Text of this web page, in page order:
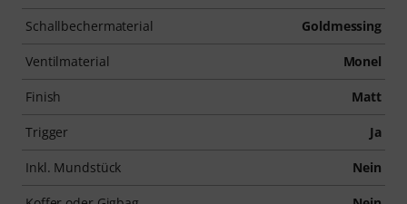
Schallbechermaterial Goldmessing
Ventilmaterial Monel
Finish Matt
Trigger Ja
Inkl. Mundstück Nein